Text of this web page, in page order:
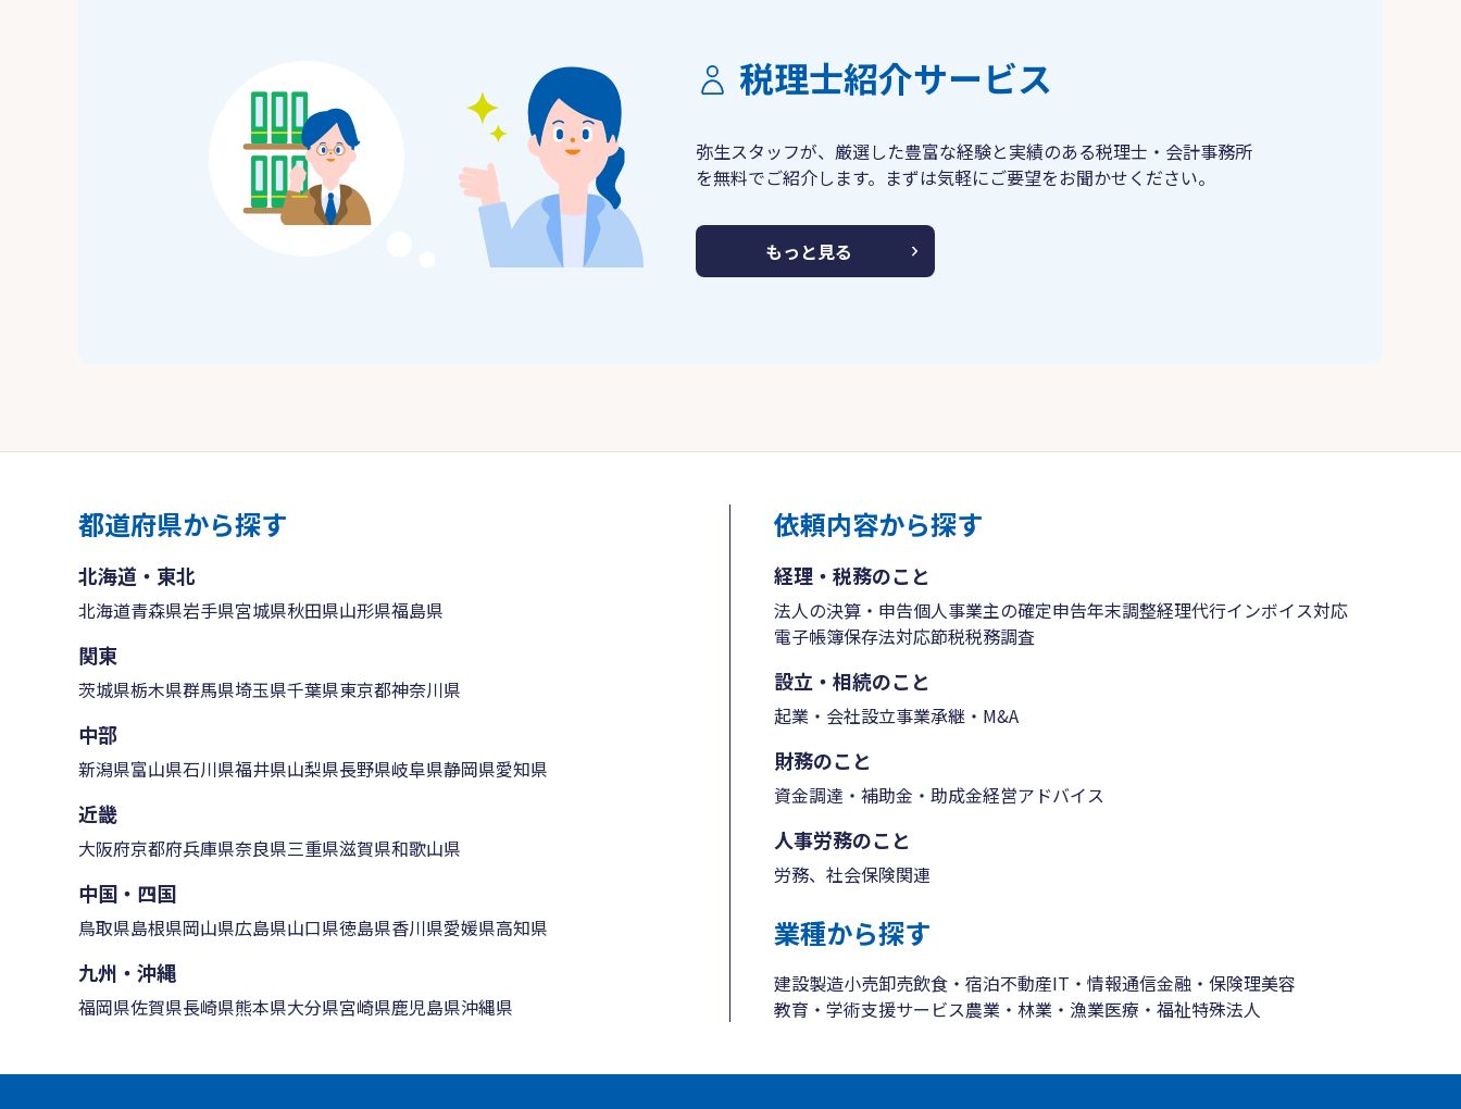
税理士紹介サービス
弥生スタッフが、厳選した豊富な経験と実績のある税理士・会計事務所
を無料でご紹介します。まずは気軽にご要望をお聞かせください。
もっと見る
都道府県から探す
北海道・東北
北海道青森県岩手県宮城県秋田県山形県福島県
関東
茨城県栃木県群馬県埼玉県千葉県東京都神奈川県
中部
新潟県富山県石川県福井県山梨県長野県岐阜県静岡県愛知県
近畿
大阪府京都府兵庫県奈良県三重県滋賀県和歌山県
中国・四国
鳥取県島根県岡山県広島県山口県徳島県香川県愛媛県高知県
九州・沖縄
福岡県佐賀県長崎県熊本県大分県宮崎県鹿児島県沖縄県
依頼内容から探す
経理・税務のこと
法人の決算・申告個人事業主の確定申告年末調整経理代行インボイス対応
電子帳簿保存法対応節税税務調査
設立・相続のこと
起業・会社設立事業承継・M&A
財務のこと
資金調達・補助金・助成金経営アドバイス
人事労務のこと
労務、社会保険関連
業種から探す
建設製造小売卸売飲食・宿泊不動産IT・情報通信金融・保険理美容
教育・学術支援サービス農業・林業・漁業医療・福祉特殊法人